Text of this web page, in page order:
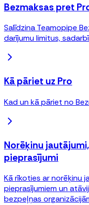
Bezmaksas pret
Salīdzina Teamopipe
darījumu limitus,
Kā pāriet uz Pro
Kad un kā pāriet no
Norēķinu
pieprasījumi
Kā rīkoties ar norēķinu
pieprasījumiem un
bezpeļņas